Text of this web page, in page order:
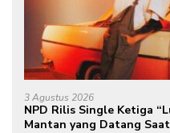
3 Agustus 2026
NPD Rilis Single Ketiga
Mantan yang Datang